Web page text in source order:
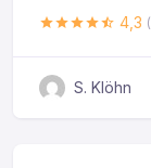
4,3
S. Klöhn